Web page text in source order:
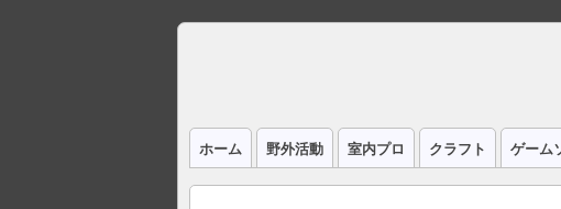
ホーム 野外活動 室内プロ クラフト ゲーム